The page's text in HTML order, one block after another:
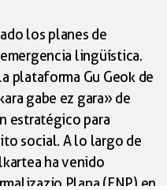
los planes de
lingüística.
plataforma Gu Geok de
gabe ez gara» de
estratégico para
social. A lo largo de
ha venido
Plana (ENP) en